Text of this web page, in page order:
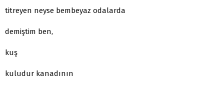
titreyen neyse bembeyaz odalarda
demiştim ben,
kuş
kuludur kanadının